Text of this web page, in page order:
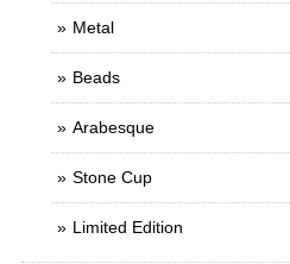
Metal
Beads
Arabesque
Stone Cup
Limited Edition